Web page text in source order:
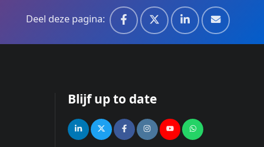
Deel deze pagina:
Blijf up to date